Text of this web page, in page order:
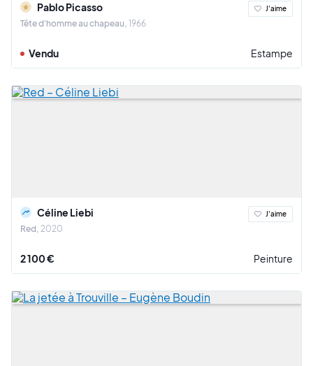
Pablo Picasso
Tête d'homme au chapeau 1966
J'aime
Vendu Estampe
Céline Liebi
Red 2020
J'aime
2 100 € Peinture